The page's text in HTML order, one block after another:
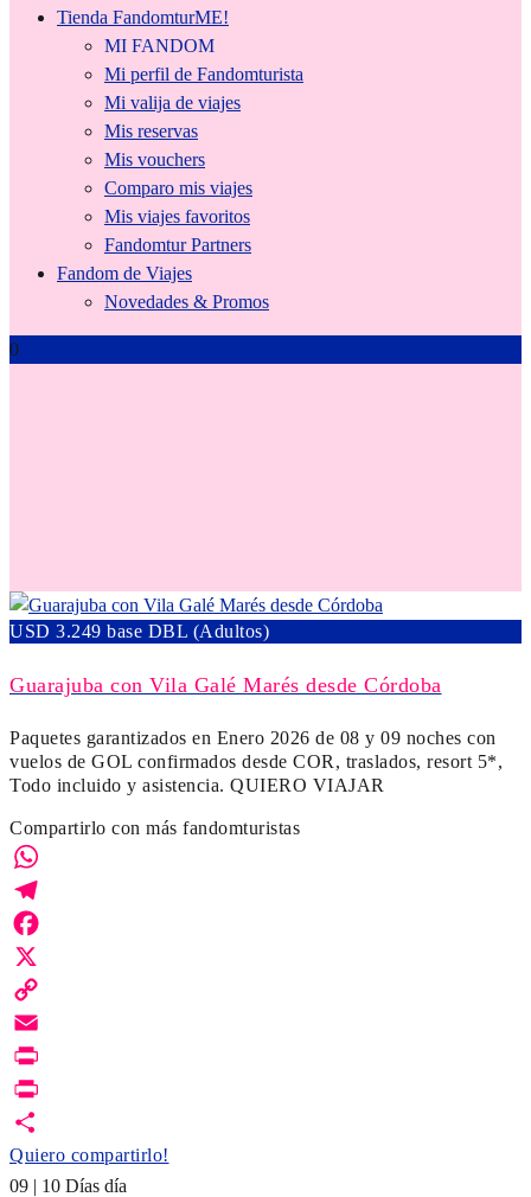
Tienda FandomturME!
MI FANDOM
Mi perfil de Fandomturista
Mi valija de viajes
Mis reservas
Mis vouchers
Comparo mis viajes
Mis viajes favoritos
Fandomtur Partners
Fandom de Viajes
Novedades & Promos
0
USD 3.249 base DBL (Adultos)
Guarajuba con Vila Galé Marés desde Córdoba
Paquetes garantizados en Enero 2026 de 08 y 09 noches con
vuelos de GOL confirmados desde COR, traslados, resort 5*,
Todo incluido y asistencia. QUIERO VIAJAR
Compartirlo con más fandomturistas
WhatsApp
Telegram
Facebook
X
Copy
Link
Email
Print
PrintFriendly
Quiero compartirlo!
09 | 10 Días día